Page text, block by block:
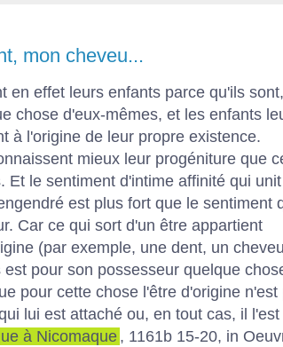
mon cheveu...
en effet leurs enfants parce qu'ils sont,
chose d'eux-mêmes, et les enfants
à l'origine de leur propre existence.
mieux leur progéniture que
Et le sentiment d'intime affinité qui
est plus fort que le sentiment
Car ce qui sort d'un être appartient
(par exemple, une dent, un
pour son possesseur quelque
pour cette chose l'être d'origine n'est
lui est attaché ou, en tout cas, il l'est
à Nicomaque, 1161b 15-20, in